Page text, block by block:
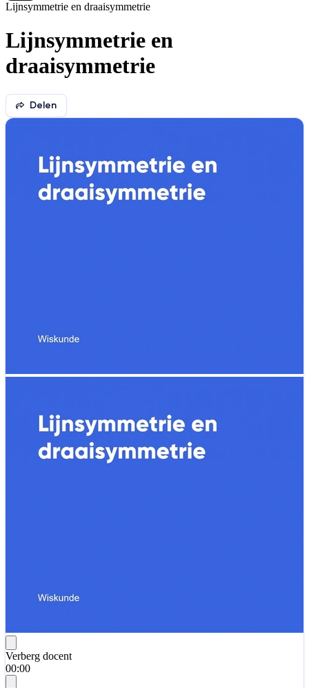
Lijnsymmetrie en draaisymmetrie
Lijnsymmetrie en
draaisymmetrie
Delen
Verberg docent
00:00